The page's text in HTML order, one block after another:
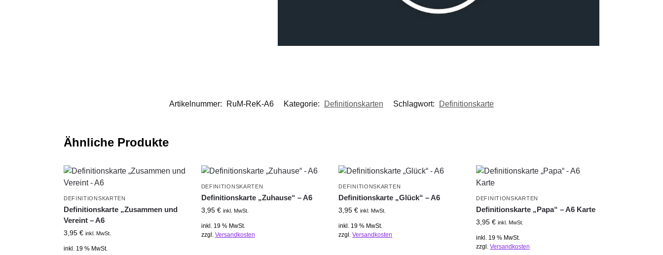
Artikelnummer: RuM-ReK-A6 Kategorie: Definitionskarten Schlagwort: Definitionskarte
Ähnliche Produkte
DEFINITIONSKARTEN
Definitionskarte „Zusammen und
Vereint – A6
3,95 € inkl. MwSt.
inkl. 19 % MwSt.
DEFINITIONSKARTEN
Definitionskarte „Zuhause“ – A6
3,95 € inkl. MwSt.
inkl. 19 % MwSt.
zzgl. Versandkosten
DEFINITIONSKARTEN
Definitionskarte „Glück“ – A6
3,95€ inkl. MwSt.
inkl. 19 % MwSt.
zzgl.Versandkosten
DEFINITIONSKARTEN
Definitionskarte „Papa“ – A6 Karte
3,95€ inkl. MwSt.
inkl. 19 % MwSt.
zzgl.Versandkosten